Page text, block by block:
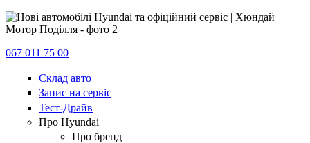
067 011 75 00
Склад авто
Запис на сервіс
Тест-Драйв
Про Hyundai
Про бренд